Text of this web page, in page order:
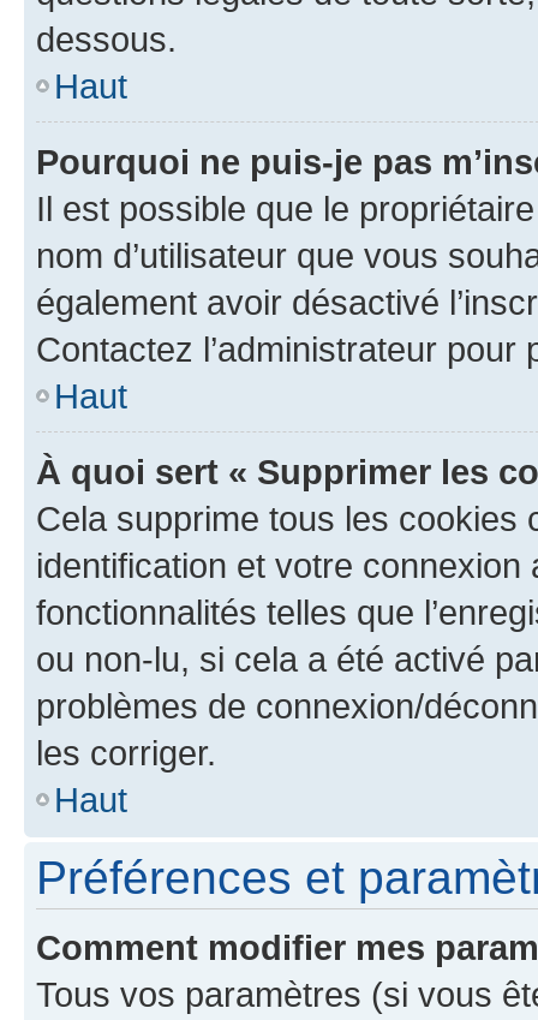
dessous.
Haut
Pourquoi ne puis-je pas
Il est possible que le
nom d’utilisateur que vous
également avoir désactivé
Contactez l’administrateur
Haut
À quoi sert « Supprimer les
Cela supprime tous les cookies
identification et votre
fonctionnalités telles que
ou non-lu, si cela a été activé
problèmes de connexion/
les corriger.
Haut
Préférences et
Comment modifier mes
Tous vos paramètres (si vous